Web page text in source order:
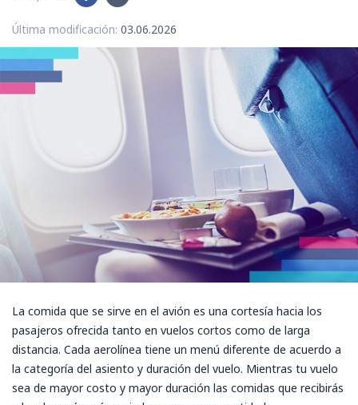
Última modificación: 03.06.2026
La comida que se sirve en el avión es una cortesía hacia los
pasajeros ofrecida tanto en vuelos cortos como de larga
distancia. Cada aerolínea tiene un menú diferente de acuerdo a
la categoría del asiento y duración del vuelo. Mientras tu vuelo
sea de mayor costo y mayor duración las comidas que recibirás